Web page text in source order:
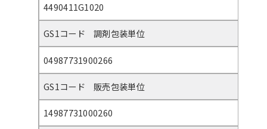
4490411G1020
GS1コード 調剤包装単位
04987731900266
GS1コード 販売包装単位
14987731000260